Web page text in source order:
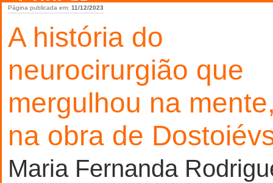
A história do
neurocirurgião que
mergulhou na
na obra de
Página publicada em: 11/12/2023
Maria Fernanda